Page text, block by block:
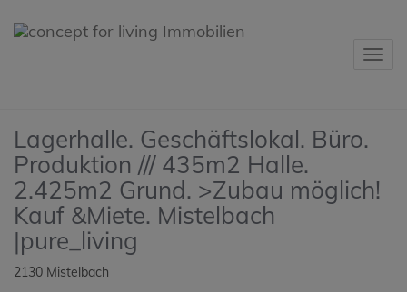
Lagerhalle. Geschäftslokal. Büro.
Produktion /// 435m2 Halle.
2.425m2 Grund. >Zubau möglich!
Kauf &Miete. Mistelbach
|pure_living
2130 Mistelbach